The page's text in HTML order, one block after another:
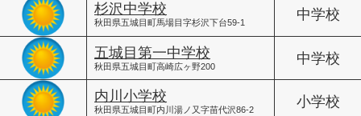
杉沢中学校
秋田県五城目町馬場目字杉沢下台59-1
中学校
五城目第一中学校
秋田県五城目町高崎広ヶ野200
中学校
内川小学校
秋田県五城目町内川湯ノ又字苗代沢86-2
小学校